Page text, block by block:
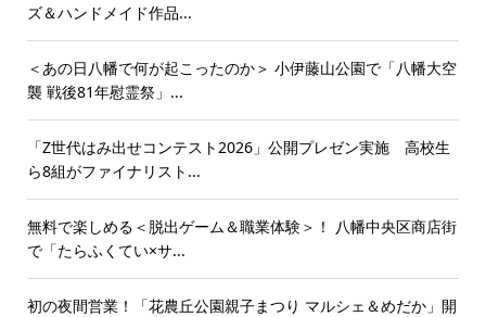
ズ＆ハンドメイド作品...
＜あの日八幡で何が起こったのか＞ 小伊藤山公園で「八幡大空
襲 戦後81年慰霊祭」...
「Z世代はみ出せコンテスト2026」公開プレゼン実施 高校生
ら8組がファイナリスト...
無料で楽しめる＜脱出ゲーム＆職業体験＞！ 八幡中央区商店街
で「たらふくてい×サ...
初の夜間営業！「花農丘公園親子まつり マルシェ＆めだか」開